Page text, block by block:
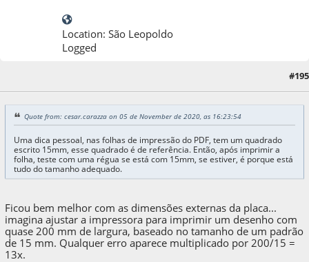
Location: São Leopoldo
Logged
#195
Quote from: cesar.carazza on 05 de November de 2020, as 16:23:54
Uma dica pessoal, nas folhas de impressão do PDF, tem um quadrado
escrito 15mm, esse quadrado é de referência. Então, após imprimir a
folha, teste com uma régua se está com 15mm, se estiver, é porque está
tudo do tamanho adequado.
Ficou bem melhor com as dimensões externas da placa...
imagina ajustar a impressora para imprimir um desenho com
quase 200 mm de largura, baseado no tamanho de um padrão
de 15 mm. Qualquer erro aparece multiplicado por 200/15 =
13x.